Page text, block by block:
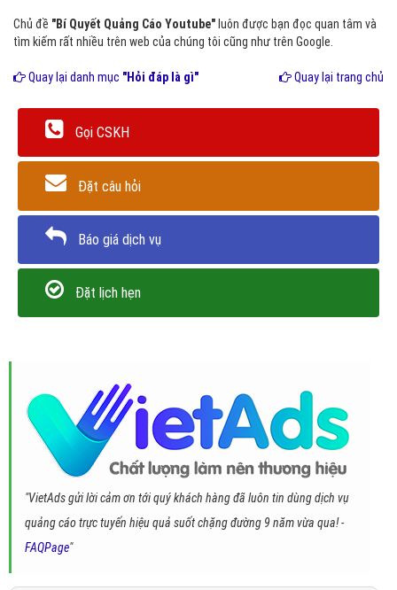
Chủ đề "Bí Quyết Quảng Cáo Youtube" luôn được bạn đọc quan tâm và
tìm kiếm rất nhiều trên web của chúng tôi cũng như trên Google.
Quay lại danh mục "Hỏi đáp là gì" Quay lại trang chủ
Gọi CSKH
Đặt câu hỏi
Báo giá dịch vụ
Đặt lịch hẹn
"VietAds gửi lời cảm ơn tới quý khách hàng đã luôn tin dùng dịch vụ
quảng cáo trực tuyến hiệu quả suốt chặng đường 9 năm vừa qua! -
FAQPage"